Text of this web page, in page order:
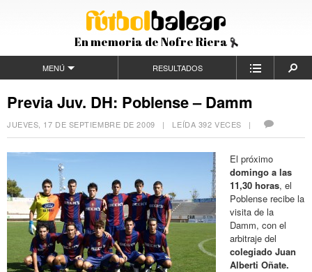
En memoria de Nofre Riera
MENÚ RESULTADOS
Previa Juv. DH: Poblense – Damm
JUEVES, 17 DE SEPTIEMBRE DE 2009 | LEÍDA 392 VECES |
El próximo
domingo a las
11,30 horas, el
Poblense recibe la
visita de la
Damm, con el
arbitraje del
colegiado Juan
Alberti Oñate.